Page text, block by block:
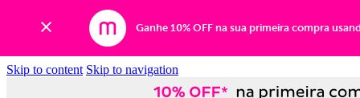
Ganhe 10% OFF na sua primeira compra
Skip to content Skip to navigation